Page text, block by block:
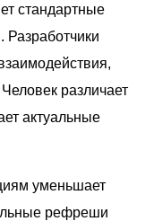
стандартные
различает
актуальные
уменьшает
рефреши